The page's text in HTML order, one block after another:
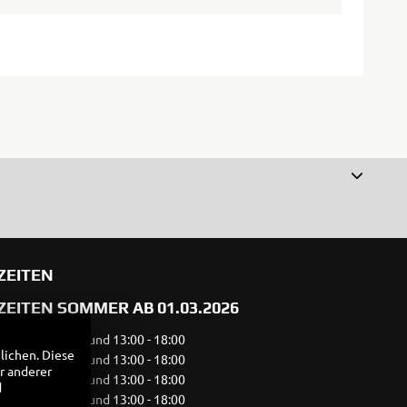
SOMMER AB 01.03.2026
08:00 - 12:00 und 13:00 - 18:00
08:00 - 12:00 und 13:00 - 18:00
08:00 - 12:00 und 13:00 - 18:00
08:00 - 12:00 und 13:00 - 18:00
Diese
anderer